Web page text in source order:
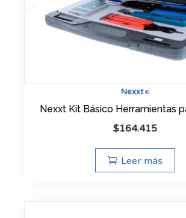
Nexxt®
Nexxt Kit Básico Herramientas
$164.415
Leer más